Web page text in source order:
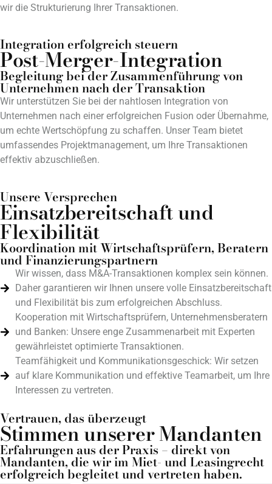
wir die Strukturierung Ihrer Transaktionen.
Integration erfolgreich steuern
Post-Merger-Integration
Begleitung bei der Zusammenführung von
Unternehmen nach der Transaktion
Wir unterstützen Sie bei der nahtlosen Integration von
Unternehmen nach einer erfolgreichen Fusion oder Übernahme,
um echte Wertschöpfung zu schaffen. Unser Team bietet
umfassendes Projektmanagement, um Ihre Transaktionen
effektiv abzuschließen.
Unsere Versprechen
Einsatzbereitschaft und
Flexibilität
Koordination mit Wirtschaftsprüfern, Beratern
und Finanzierungspartnern
Wir wissen, dass M&A-Transaktionen komplex sein können.
Daher garantieren wir Ihnen unsere volle Einsatzbereitschaft
und Flexibilität bis zum erfolgreichen Abschluss.
Kooperation mit Wirtschaftsprüfern, Unternehmensberatern
und Banken: Unsere enge Zusammenarbeit mit Experten
gewährleistet optimierte Transaktionen.
Teamfähigkeit und Kommunikationsgeschick: Wir setzen
auf klare Kommunikation und effektive Teamarbeit, um Ihre
Interessen zu vertreten.
Vertrauen, das überzeugt
Stimmen unserer Mandanten
Erfahrungen aus der Praxis – direkt von
Mandanten, die wir im Miet- und Leasingrecht
erfolgreich begleitet und vertreten haben.